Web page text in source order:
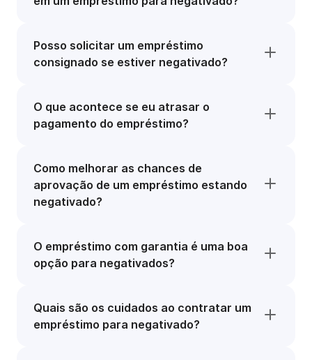
Posso solicitar um empréstimo
consignado se estiver negativado?
O que acontece se eu atrasar o
pagamento do empréstimo?
Como melhorar as chances de
aprovação de um empréstimo estando
negativado?
O empréstimo com garantia é uma boa
opção para negativados?
Quais são os cuidados ao contratar um
empréstimo para negativado?